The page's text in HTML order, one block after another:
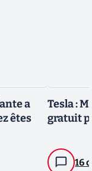
a
êtes
Tesla :
gratuit
16